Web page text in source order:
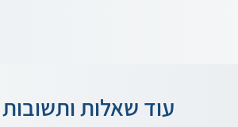
עוד שאלות